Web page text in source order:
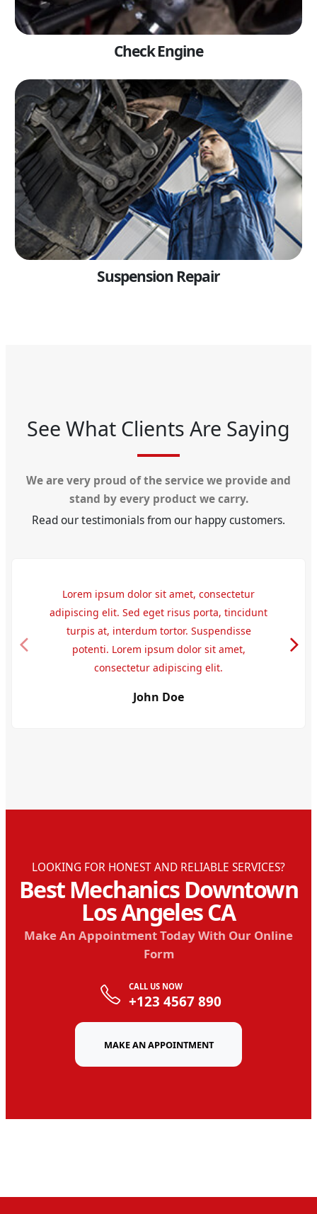
Check Engine
Suspension Repair
See What Clients Are Saying
We are very proud of the service we provide and
stand by every product we carry.
Read our testimonials from our happy customers.
Lorem ipsum dolor sit amet, consectetur
adipiscing elit. Sed eget risus porta, tincidunt
turpis at, interdum tortor. Suspendisse
potenti. Lorem ipsum dolor sit amet,
consectetur adipiscing elit.
John Doe
LOOKING FOR HONEST AND RELIABLE SERVICES?
Best Mechanics Downtown
Los Angeles CA
Make An Appointment Today With Our Online
Form
CALL US NOW
+123 4567 890
MAKE AN APPOINTMENT